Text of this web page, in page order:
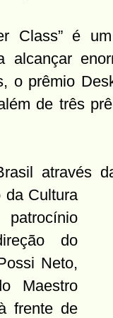
Class” é
alcançar
o prêmio
de três
através
da Cultura
do
Neto,
Maestro
frente de